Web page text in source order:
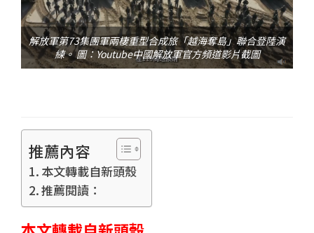
解放軍第73集團軍兩棲重型合成旅「越海奪島」聯合登陸演
練。 圖：Youtube中國解放軍官方頻道影片截圖
推薦內容
本文轉載自新頭殼
推薦閱讀：